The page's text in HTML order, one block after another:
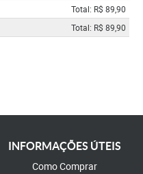
Total: R$ 89,90
Total: R$ 89,90
INFORMAÇÕES ÚTEIS
Como Comprar